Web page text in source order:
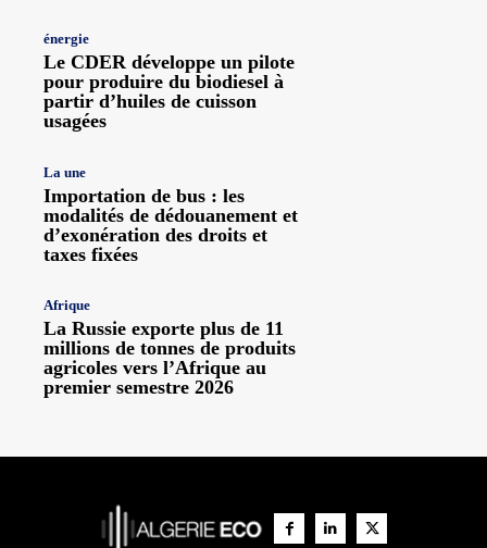
énergie
Le CDER développe un pilote
pour produire du biodiesel à
partir d’huiles de cuisson
usagées
La une
Importation de bus : les
modalités de dédouanement et
d’exonération des droits et
taxes fixées
Afrique
La Russie exporte plus de 11
millions de tonnes de produits
agricoles vers l’Afrique au
premier semestre 2026